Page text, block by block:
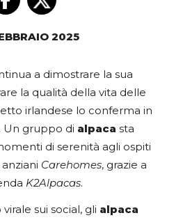
2025
a dimostrare la sua
la qualità della vita delle
irlandese lo conferma in
Un gruppo di alpaca sta
di serenità agli ospiti
Carehomes, grazie a
K2Alpacas.
sui social, gli alpaca